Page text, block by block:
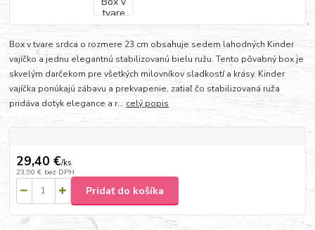
Box v tvare srdca o rozmere 23 cm obsahuje sedem lahodných Kinder
vajíčko a jednu elegantnú stabilizovanú bielu ružu. Tento pôvabný box je
skvelým darčekom pre všetkých milovníkov sladkostí a krásy. Kinder
vajíčka ponúkajú zábavu a prekvapenie, zatiaľ čo stabilizovaná ruža
pridáva dotyk elegance a r... celý popis
29,40 €/ks
23,90 € bez DPH
Pridať do košíka